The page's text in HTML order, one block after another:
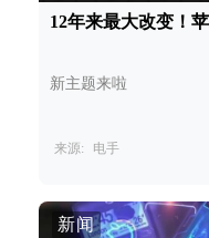
12年来最大改变！
新主题来啦
来源: 电手
新闻